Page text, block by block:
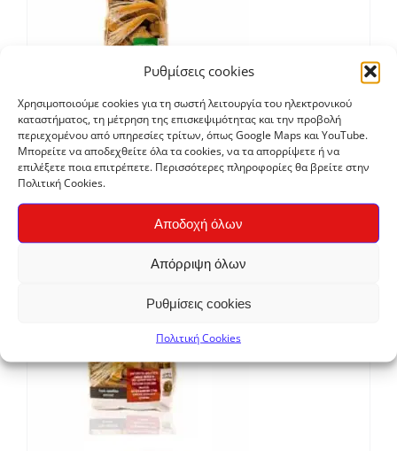
Ρυθμίσεις cookies
Χρησιμοποιούμε cookies για τη σωστή λειτουργία του ηλεκτρονικού
καταστήματος, τη μέτρηση της επισκεψιμότητας και την προβολή
περιεχομένου από υπηρεσίες τρίτων, όπως Google Maps και YouTube.
Μπορείτε να αποδεχθείτε όλα τα cookies, να τα απορρίψετε ή να
επιλέξετε ποια επιτρέπετε. Περισσότερες πληροφορίες θα βρείτε στην
Πολιτική Cookies.
Αποδοχή όλων
Απόρριψη όλων
Ρυθμίσεις cookies
Πολιτική Cookies
Παξιμάδι Κριθαριού 100% ολικής αλέσεως
€4,00